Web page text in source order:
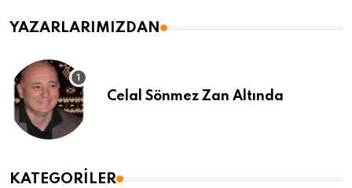
YAZARLARIMIZDAN
Celal Sönmez Zan Altında
KATEGORILER